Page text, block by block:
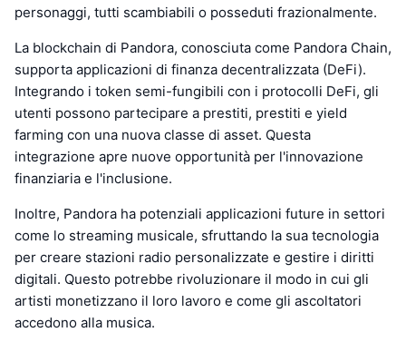
personaggi, tutti scambiabili o posseduti frazionalmente.
La blockchain di Pandora, conosciuta come Pandora Chain,
supporta applicazioni di finanza decentralizzata (DeFi).
Integrando i token semi-fungibili con i protocolli DeFi, gli
utenti possono partecipare a prestiti, prestiti e yield
farming con una nuova classe di asset. Questa
integrazione apre nuove opportunità per l'innovazione
finanziaria e l'inclusione.
Inoltre, Pandora ha potenziali applicazioni future in settori
come lo streaming musicale, sfruttando la sua tecnologia
per creare stazioni radio personalizzate e gestire i diritti
digitali. Questo potrebbe rivoluzionare il modo in cui gli
artisti monetizzano il loro lavoro e come gli ascoltatori
accedono alla musica.